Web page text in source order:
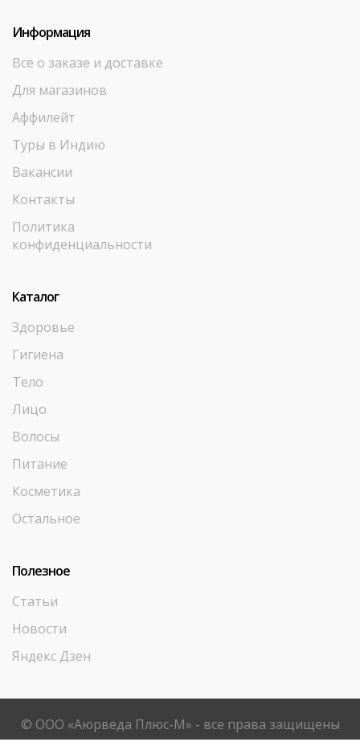
Информация
Все о заказе и доставке
Для магазинов
Аффилейт
Туры в Индию
Вакансии
Контакты
Политика
конфиденциальности
Каталог
Здоровье
Гигиена
Тело
Лицо
Волосы
Питание
Косметика
Остальное
Полезное
Статьи
Новости
Яндекс Дзен
© ООО «Аюрведа Плюс-М» - все права защищены